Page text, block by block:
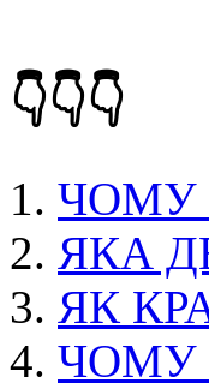
👇👇👇
ЧОМУ
ЯКА
ЯК
ЧОМУ